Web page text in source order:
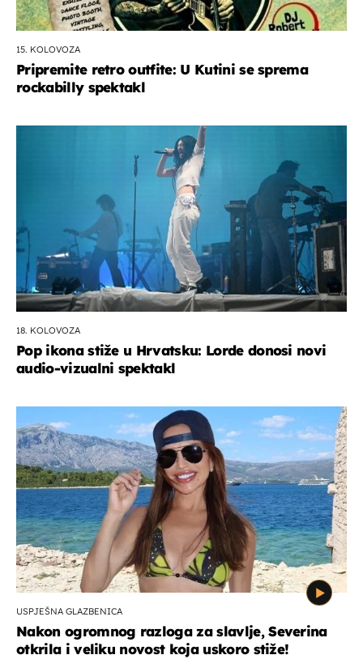
15. KOLOVOZA
Pripremite retro outfite: U Kutini se sprema
rockabilly spektakl
18. KOLOVOZA
Pop ikona stiže u Hrvatsku: Lorde donosi novi
audio-vizualni spektakl
USPJEŠNA GLAZBENICA
Nakon ogromnog razloga za slavlje, Severina
otkrila i veliku novost koja uskoro stiže!